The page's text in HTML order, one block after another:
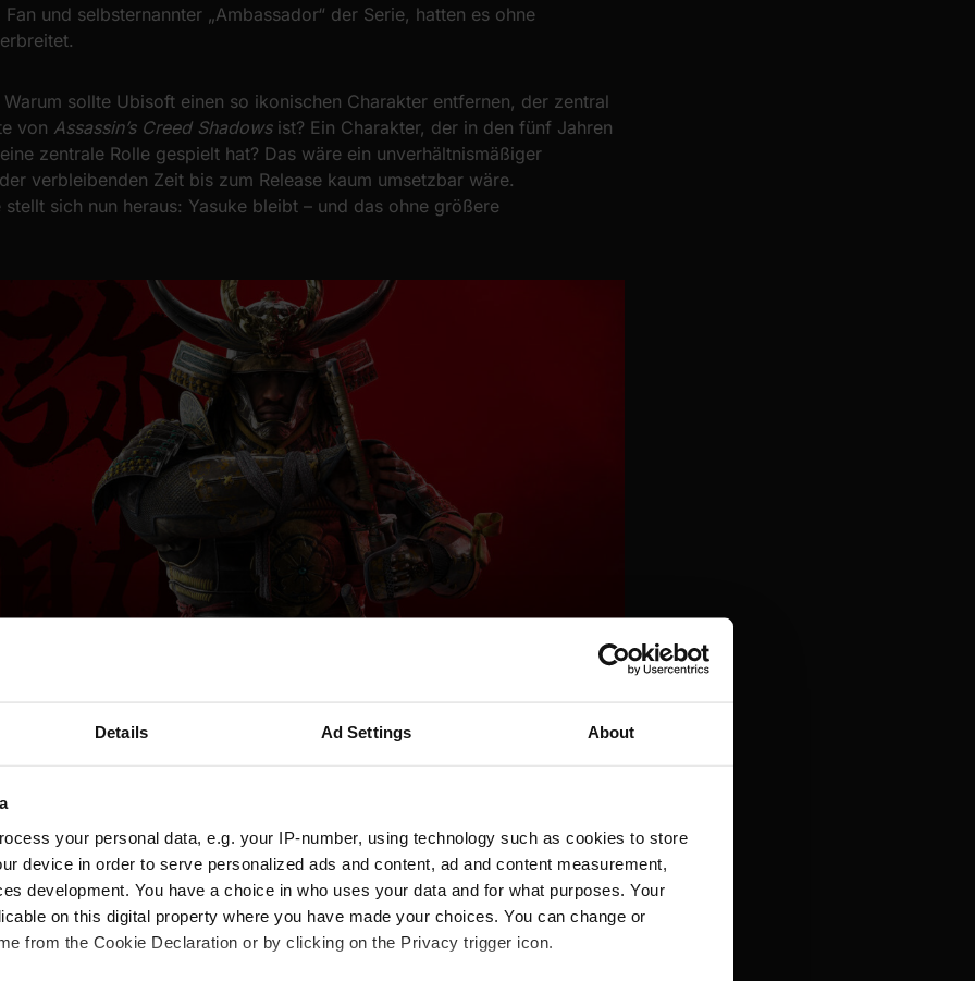
Details Ad Settings About
your personal data, e.g. your IP-number, using technology such as cookies to store
device in order to serve personalized ads and content, ad and content measurement,
development. You have a choice in who uses your data and for what purposes. Your
on this digital property where you have made your choices. You can change or
from the Cookie Declaration or by clicking on the Privacy trigger icon.
Fan und selbsternannter „Ambassador“ der Serie, hatten es ohne
sollte Ubisoft einen so ikonischen Charakter entfernen, der zentral
von Assassin’s Creed Shadowsist? Ein Charakter, der in den fünf Jahren
zentrale Rolle gespielt hat? Das wäre ein unverhältnismäßiger
verbleibenden Zeit bis zum Release kaum umsetzbar wäre.
sich nun heraus: Yasuke bleibt – und das ohne größere
Creed Shadows Release verschoben: Das
um Yasuke schnell widerlegt wurde, gibt es ernstere Neuigkeiten:
Shadowswurde offiziell auf den 14. Februar 2025 verschoben. Für viele